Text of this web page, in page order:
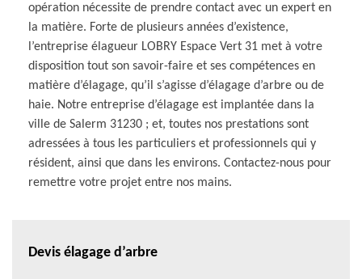
opération nécessite de prendre contact avec un expert en
la matière. Forte de plusieurs années d’existence,
l’entreprise élagueur LOBRY Espace Vert 31 met à votre
disposition tout son savoir-faire et ses compétences en
matière d’élagage, qu’il s’agisse d’élagage d’arbre ou de
haie. Notre entreprise d’élagage est implantée dans la
ville de Salerm 31230 ; et, toutes nos prestations sont
adressées à tous les particuliers et professionnels qui y
résident, ainsi que dans les environs. Contactez-nous pour
remettre votre projet entre nos mains.
Devis élagage d’arbre